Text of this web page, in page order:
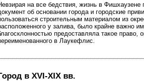
на все бедствия, жизнь в
об основании города и городские
строительным материалом из
у залива, было крайне важно
предоставляла такое
в Лаукефлис.
в ХVI-ХIХ вв.